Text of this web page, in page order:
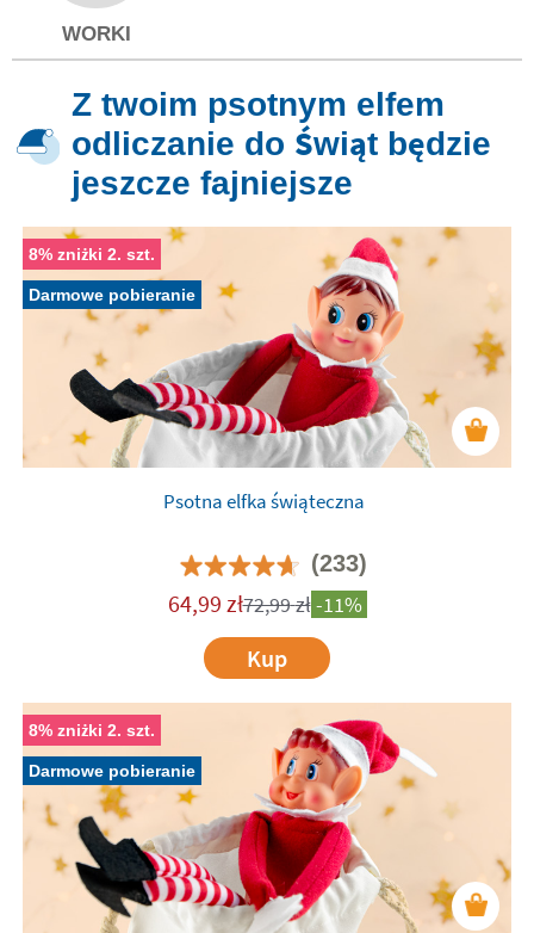
WORKI
Z twoim psotnym elfem
odliczanie do Świąt będzie
jeszcze fajniejsze
8% zniżki 2. szt.
Darmowe pobieranie
Psotna elfka świąteczna
(233)
64,99 zł72,99zł-11%
Kup
8% zniżki 2. szt.
Darmowe pobieranie